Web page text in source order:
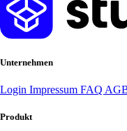
Unternehmen
Login Impressum FAQ
Produkt